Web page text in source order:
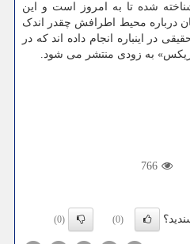
شده تا به امروز است و این
درباره محیط اطرافش چقدر اندک
در اینباره انجام داده اند که در
به زودی منتشر می شود.
766
(0)
(0)